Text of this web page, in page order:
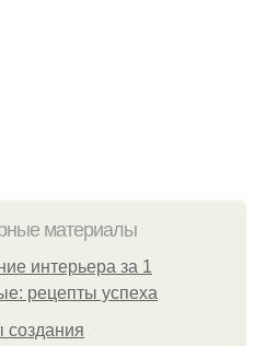
материалы
интерьера за 1
рецепты успеха
создания